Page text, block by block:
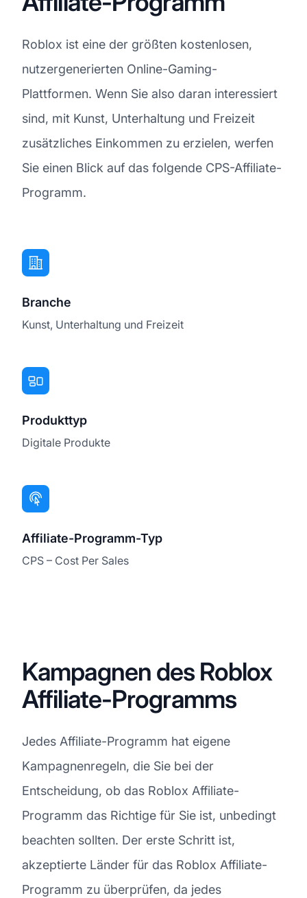
Roblox ist eine der größten kostenlosen,
nutzergenerierten Online-Gaming-
Plattformen. Wenn Sie also daran interessiert
sind, mit Kunst, Unterhaltung und Freizeit
zusätzliches Einkommen zu erzielen, werfen
Sie einen Blick auf das folgende CPS-Affiliate-
Programm.
Branche
Kunst, Unterhaltung und Freizeit
Produkttyp
Digitale Produkte
Affiliate-Programm-Typ
CPS – Cost Per Sales
Kampagnen des Roblox
Affiliate-Programms
Jedes Affiliate-Programm hat eigene
Kampagnenregeln, die Sie bei der
Entscheidung, ob das Roblox Affiliate-
Programm das Richtige für Sie ist, unbedingt
beachten sollten. Der erste Schritt ist,
akzeptierte Länder für das Roblox Affiliate-
Programm zu überprüfen, da jedes